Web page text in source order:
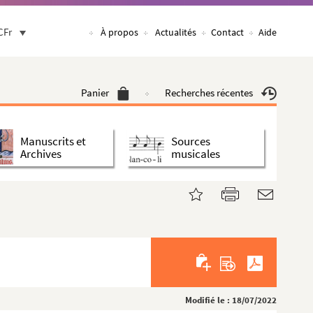
À propos Actualités Contact Aide
Panier Recherches récentes
Manuscrits et
Archives
Sources
musicales
Modifié le : 18/07/2022